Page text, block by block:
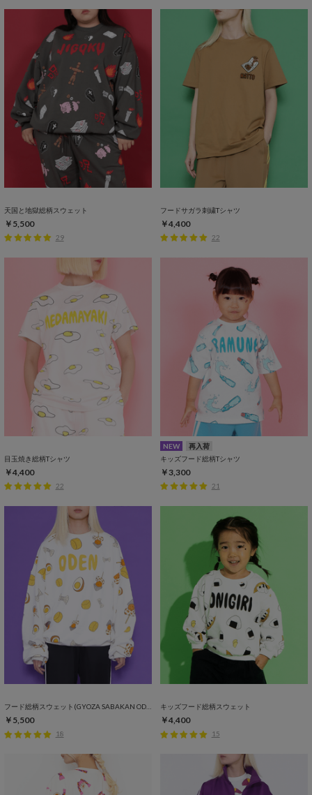
天国と地獄総柄スウェット
￥5,500
29
フードサガラ刺繍Tシャツ
￥4,400
22
目玉焼き総柄Tシャツ
￥4,400
22
NEW
再入荷
キッズフード総柄Tシャツ
￥3,300
21
フード総柄スウェット(GYOZA SABAKAN ODEN KABOCHA)
￥5,500
18
キッズフード総柄スウェット
￥4,400
15